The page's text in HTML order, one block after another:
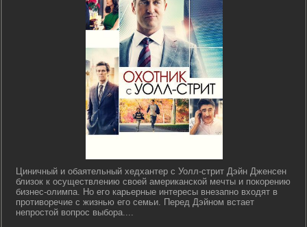
Циничный и обаятельный хедхантер с Уолл-стрит Дэйн Дженсен
близок к осуществлению своей американской мечты и покорению
бизнес-олимпа. Но его карьерные интересы внезапно входят в
противоречие с жизнью его семьи. Перед Дэйном встает
непростой вопрос выбора....